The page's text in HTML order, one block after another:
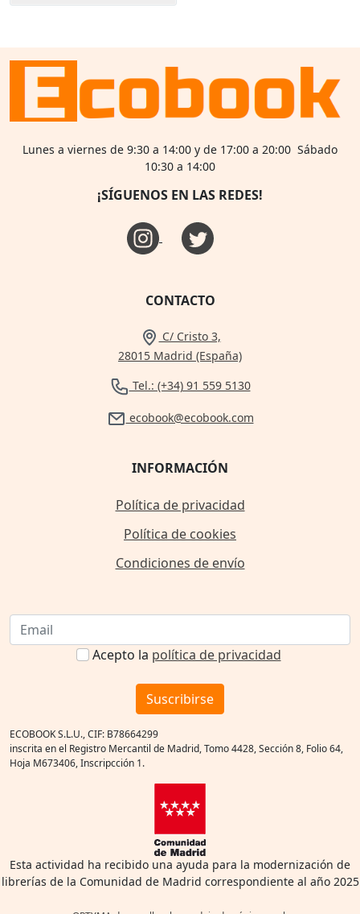
Lunes a viernes de 9:30 a 14:00 y de 17:00 a 20:00 Sábado
10:30 a 14:00
¡SÍGUENOS EN LAS REDES!
CONTACTO
C/ Cristo 3,
28015 Madrid (España)
Tel.: (+34) 91 559 5130
ecobook@ecobook.com
INFORMACIÓN
Política de privacidad
Política de cookies
Condiciones de envío
Acepto la política de privacidad
Suscribirse
ECOBOOK S.L.U., CIF: B78664299
inscrita en el Registro Mercantil de Madrid, Tomo 4428, Sección 8, Folio 64,
Hoja M673406, Inscripcción 1.
Esta actividad ha recibido una ayuda para la modernización de
librerías de la Comunidad de Madrid correspondiente al año 2025